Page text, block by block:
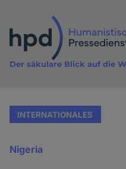
Inhalt
Der säkulare Blick auf die
INTERNATIONALES
Nigeria